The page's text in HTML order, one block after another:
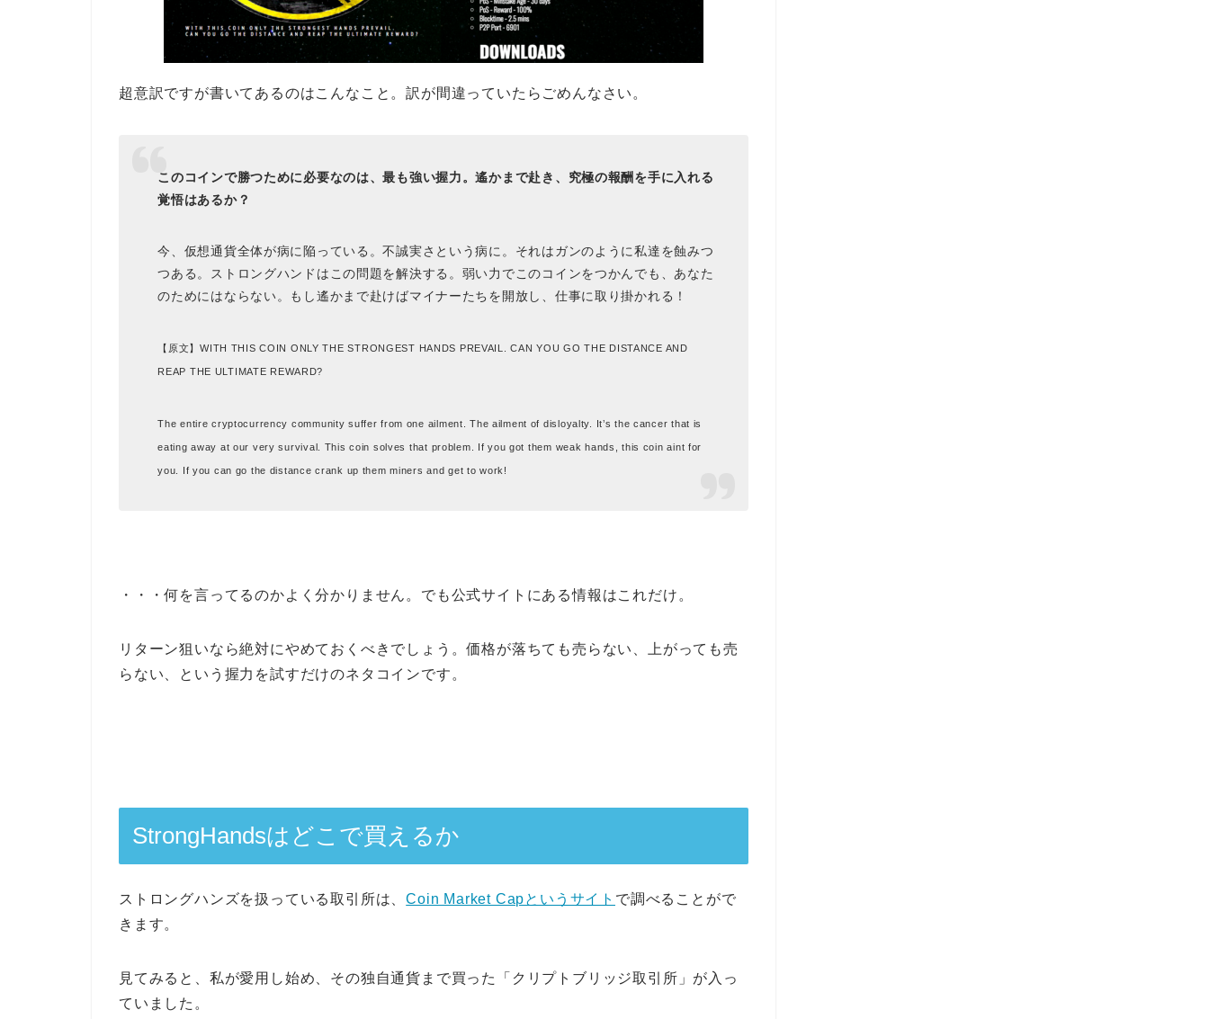
超意訳ですが書いてあるのはこんなこと。訳が間違っていたらごめんなさい。
このコインで勝つために必要なのは、最も強い握力。遙かまで赴き、究極の報酬を手に入れる
覚悟はあるか？
今、仮想通貨全体が病に陥っている。不誠実さという病に。それはガンのように私達を蝕みつ
つある。ストロングハンドはこの問題を解決する。弱い力でこのコインをつかんでも、あなた
のためにはならない。もし遙かまで赴けばマイナーたちを開放し、仕事に取り掛かれる！
【原文】WITH THIS COIN ONLY THE STRONGEST HANDS PREVAIL. CAN YOU GO THE DISTANCE AND
REAP THE ULTIMATE REWARD?
The entire cryptocurrency community suffer from one ailment. The ailment of disloyalty. It’s the cancer that is
eating away at our very survival. This coin solves that problem. If you got them weak hands, this coin aint for
you. If you can go the distance crank up them miners and get to work!
・・・何を言ってるのかよく分かりません。でも公式サイトにある情報はこれだけ。
リターン狙いなら絶対にやめておくべきでしょう。価格が落ちても売らない、上がっても売
らない、という握力を試すだけのネタコインです。
StrongHandsはどこで買えるか
ストロングハンズを扱っている取引所は、Coin Market Capというサイト で調べることがで
きます。
見てみると、私が愛用し始め、その独自通貨まで買った「クリプトブリッジ取引所」が入っ
ていました。